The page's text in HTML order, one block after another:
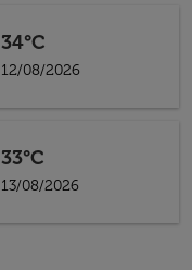
34°C
12/08/2026
33°C
13/08/2026